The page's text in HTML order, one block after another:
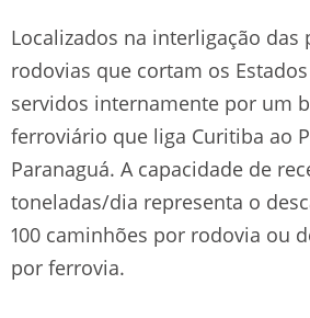
Localizados na interligação das
rodovias que cortam os
servidos internamente por um
ferroviário que liga Curitiba ao
Paranaguá. A capacidade de
toneladas/dia representa o
100 caminhões por rodovia ou
por ferrovia.